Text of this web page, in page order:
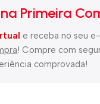
Primeira
e receba no seu
! Compre com
comprovada!